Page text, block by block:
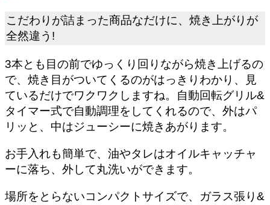
こだわりが詰まった商品なだけに、焼き上がりが
全然違う!
3本とも目の前でゆっくり回りながら焼き上げるの
で、焼き目がついてくるのがはっきりわかり、見
ているだけでワクワクしますね。自動回転グリル&
タイマー式で自動調理をしてくれるので、外はパ
リッと、中はジューシーに焼きあがります。
お手入れも簡単で、油やタレはオイルキャッチャ
ーに落ち、外して丸洗いができます。
場所をとらないコンパクトサイズで、ガラス張り&